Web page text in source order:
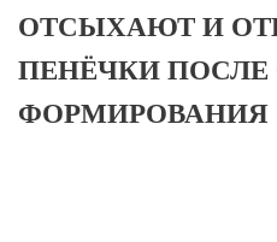
ОТСЫХАЮТ И
ПЕНЁЧКИ ПОСЛЕ
ФОРМИРОВАНИЯ